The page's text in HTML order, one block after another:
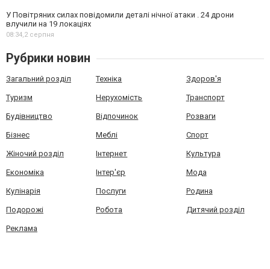
У Повітряних силах повідомили деталі нічної атаки . 24 дрони
влучили на 19 локаціях
08:34,2 серпня
Рубрики новин
Загальний розділ Техніка Здоров'я
Туризм Нерухомість Транспорт
Будівництво Відпочинок Розваги
Бізнес Меблі Спорт
Жіночий розділ Інтернет Культура
Економіка Інтер'єр Мода
Кулінарія Послуги Родина
Подорожі Робота Дитячий розділ
Реклама